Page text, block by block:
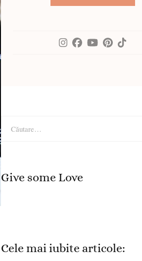
după:
Give some Love
Cele mai iubite articole: